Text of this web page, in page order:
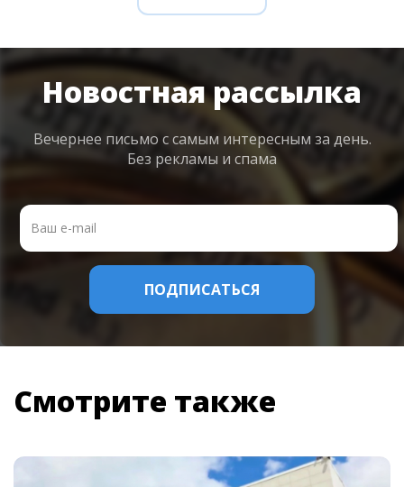
Новостная рассылка
Вечернее письмо с самым интересным за день.
Без рекламы и спама
Смотрите также